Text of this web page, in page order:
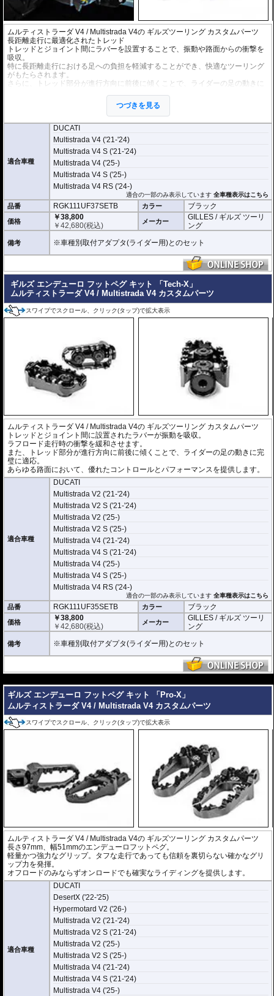
ムルティストラーダ V4 / Multistrada V4の ギルズツーリング カスタムパーツ
長距離走行に最適化されたトレッド
トレッドとジョイント間にラバーを設置することで、振動や路面からの衝撃を
吸収。
特に長距離走行における足への負担を軽減することができ、快適なツーリング
がもたらされます。
さらに、トレッド部分が進行方向に前後に傾くことで、ライダーの足の動きに
フットペグを面で捉えることができ、確実なグリップが可能。ツーリングの安
つづきを見る
適合車種
DUCATI
Multistrada V4 ('21-'24)
Multistrada V4 S ('21-'24)
Multistrada V4 ('25-)
Multistrada V4 S ('25-)
Multistrada V4 RS ('24-)
適合の一部のみ表示しています全車種表示はこちら
品番 RGK111UF37SETB カラー ブラック
価格
￥38,800
￥42,680(税込) メーカー
GILLES / ギルズ ツーリ
ング
備考 ※車種別取付アダプタ(ライダー用)とのセット
ギルズ エンデューロ フットペグ キット 「Tech-X」
ムルティストラーダ V4 / Multistrada V4 カスタムパーツ
スワイプでスクロール、クリック(タップ)で拡大表示
ムルティストラーダ V4 / Multistrada V4の ギルズツーリング カスタムパーツ
トレッドとジョイント間に設置されたラバーが振動を吸収。
ラフロード走行時の衝撃を緩和させます。
また、トレッド部分が進行方向に前後に傾くことで、ライダーの足の動きに完
璧に適応。
あらゆる路面において、優れたコントロールとパフォーマンスを提供します。
適合車種
DUCATI
Multistrada V2 ('21-'24)
Multistrada V2 S ('21-'24)
Multistrada V2 ('25-)
Multistrada V2 S ('25-)
Multistrada V4 ('21-'24)
Multistrada V4 S ('21-'24)
Multistrada V4 ('25-)
Multistrada V4 S ('25-)
Multistrada V4 RS ('24-)
適合の一部のみ表示しています全車種表示はこちら
品番 RGK111UF35SETB カラー ブラック
価格
￥38,800
￥42,680(税込) メーカー
GILLES / ギルズ ツーリ
ング
備考 ※車種別取付アダプタ(ライダー用)とのセット
ギルズ エンデューロ フットペグ キット 「Pro-X」
ムルティストラーダ V4 / Multistrada V4 カスタムパーツ
スワイプでスクロール、クリック(タップ)で拡大表示
ムルティストラーダ V4 / Multistrada V4の ギルズツーリング カスタムパーツ
長さ97mm、幅51mmのエンデューロフットペグ。
軽量かつ強力なグリップ。タフな走行であっても信頼を裏切らない確かなグリ
ップ力を発揮。
オフロードのみならずオンロードでも確実なライディングを提供します。
適合車種
DUCATI
DesertX ('22-'25)
Hypermotard V2 ('26-)
Multistrada V2 ('21-'24)
Multistrada V2 S ('21-'24)
Multistrada V2 ('25-)
Multistrada V2 S ('25-)
Multistrada V4 ('21-'24)
Multistrada V4 S ('21-'24)
Multistrada V4 ('25-)